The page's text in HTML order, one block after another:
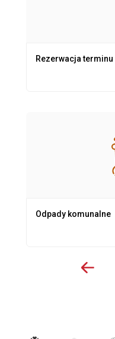
Rezerwacja
Odpady komunalne